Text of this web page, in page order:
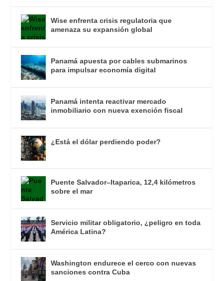
Wise enfrenta crisis regulatoria que
amenaza su expansión global
Panamá apuesta por cables submarinos
para impulsar economía digital
Panamá intenta reactivar mercado
inmobiliario con nueva exención fiscal
¿Está el dólar perdiendo poder?
Puente Salvador–Itaparica, 12,4 kilómetros
sobre el mar
Servicio militar obligatorio, ¿peligro en toda
América Latina?
Washington endurece el cerco con nuevas
sanciones contra Cuba